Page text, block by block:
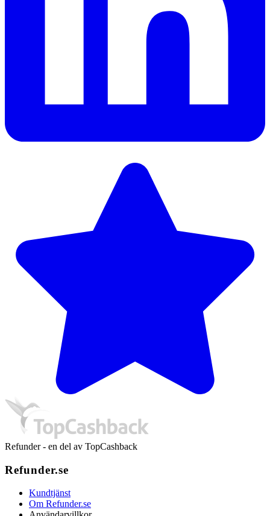
Refunder - en del av TopCashback
Refunder.se
Kundtjänst
Om Refunder.se